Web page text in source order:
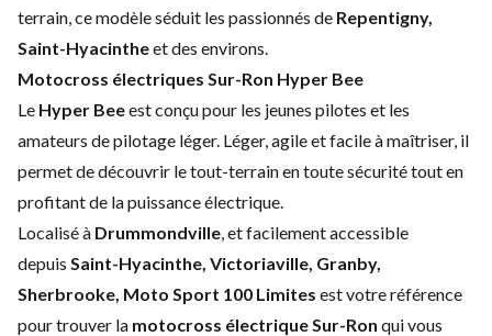
terrain, ce modèle séduit les passionnés de Repentigny,
Saint-Hyacintheet des environs.
Motocross électriques Sur-Ron Hyper Bee
Le Hyper Beeest conçu pour les jeunes pilotes et les
amateurs de pilotage léger. Léger, agile et facile à maîtriser, il
permet de découvrir le tout-terrain en toute sécurité tout en
profitant de la puissance électrique.
Localisé à Drummondville, et facilement accessible
depuis Saint-Hyacinthe, Victoriaville, Granby,
Sherbrooke, Moto Sport 100 Limites est votre référence
pour trouver la motocross électrique Sur-Ron qui vous